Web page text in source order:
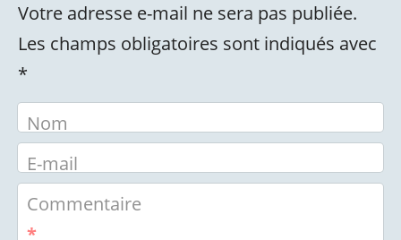
Votre adresse e-mail ne sera pas publiée.
Les champs obligatoires sont indiqués avec
*
Nom
E-mail
Commentaire
*